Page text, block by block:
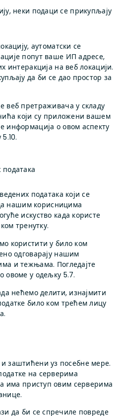
неки подаци се прикупљају
аутоматски се
попут ваше ИП адресе,
интеракција на веб локацији.
да би се дао простор за
веб претраживача у складу
који су приложени вашем
информација о овом аспекту
података који се
нашим корисницима
искуство када користе
тренутку.
користити у било ком
одговарају нашим
и тежњама. Погледајте
овоме у одељку 5.7.
нећемо делити, изнајмити
било ком трећем лицу
заштићени уз посебне мере.
на серверима
има приступ овим серверима
да би се спречиле повреде